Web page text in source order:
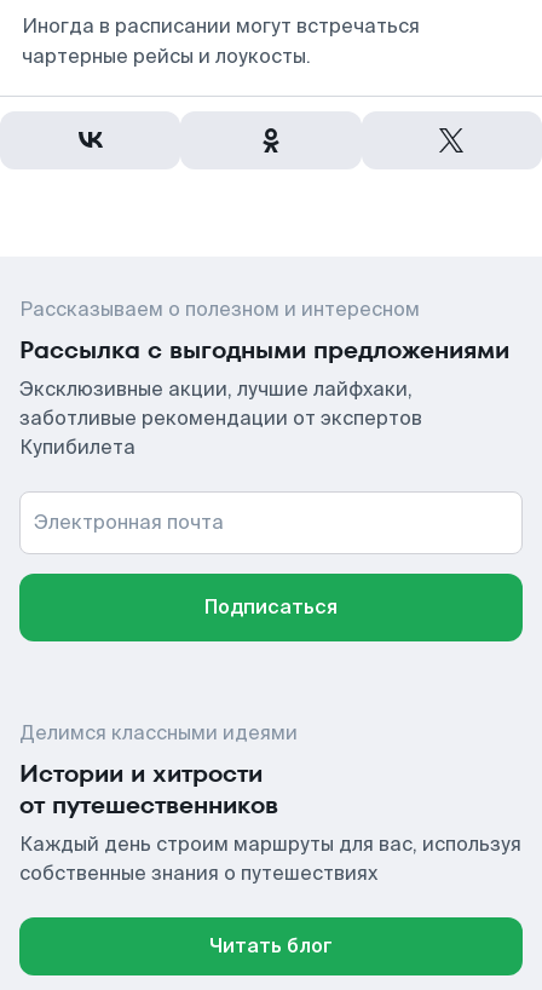
Иногда в расписании могут встречаться
чартерные рейсы и лоукосты.
Рассказываем о полезном и интересном
Рассылка с выгодными предложениями
Эксклюзивные акции, лучшие лайфхаки,
заботливые рекомендации от экспертов
Купибилета
Электронная почта
Подписаться
Делимся классными идеями
Истории и хитрости
от путешественников
Каждый день строим маршруты для вас, используя
собственные знания о путешествиях
Читать блог